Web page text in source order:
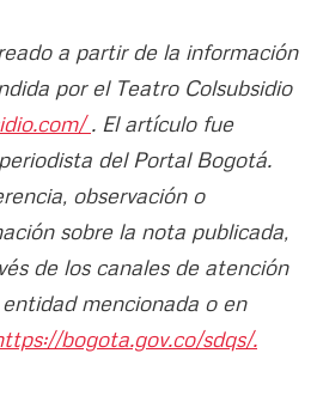
a partir de la información
por el Teatro Colsubsidio
. El artículo fue
del Portal Bogotá.
observación o
sobre la nota publicada,
de los canales de atención
mencionada o en
bogota.gov.co/sdqs/.